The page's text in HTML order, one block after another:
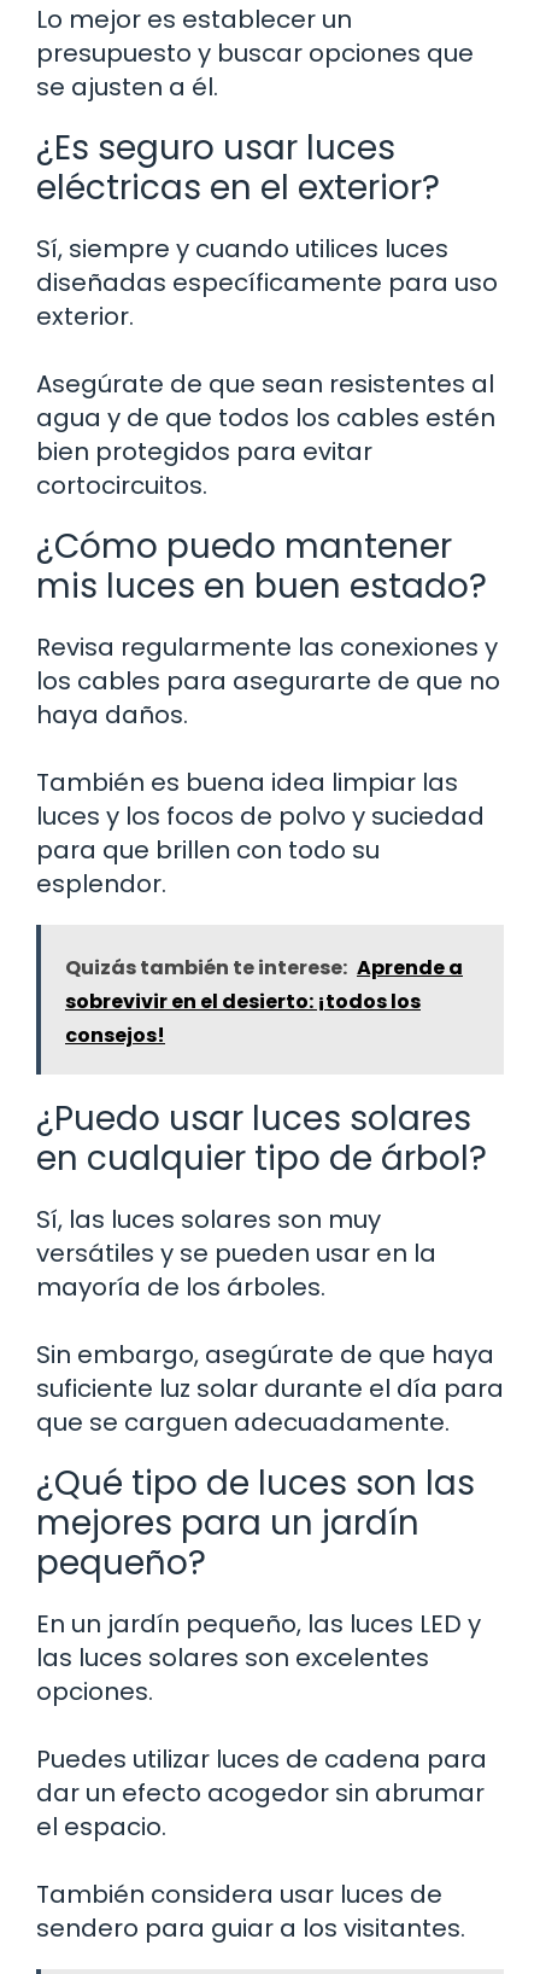
Lo mejor es establecer un
presupuesto y buscar opciones que
se ajusten a él.
¿Es seguro usar luces
eléctricas en el exterior?
Sí, siempre y cuando utilices luces
diseñadas específicamente para uso
exterior.
Asegúrate de que sean resistentes al
agua y de que todos los cables estén
bien protegidos para evitar
cortocircuitos.
¿Cómo puedo mantener
mis luces en buen estado?
Revisa regularmente las conexiones y
los cables para asegurarte de que no
haya daños.
También es buena idea limpiar las
luces y los focos de polvo y suciedad
para que brillen con todo su
esplendor.
Quizás también te interese: Aprende a
sobrevivir en el desierto: ¡todos los
consejos!
¿Puedo usar luces solares
en cualquier tipo de árbol?
Sí, las luces solares son muy
versátiles y se pueden usar en la
mayoría de los árboles.
Sin embargo, asegúrate de que haya
suficiente luz solar durante el día para
que se carguen adecuadamente.
¿Qué tipo de luces son las
mejores para un jardín
pequeño?
En un jardín pequeño, las luces LED y
las luces solares son excelentes
opciones.
Puedes utilizar luces de cadena para
dar un efecto acogedor sin abrumar
el espacio.
También considera usar luces de
sendero para guiar a los visitantes.